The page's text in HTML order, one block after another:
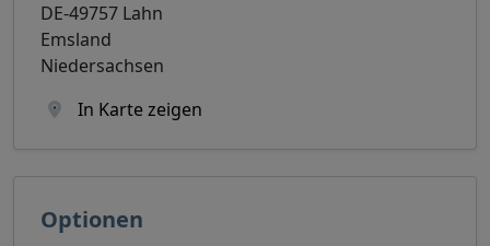
DE-49757 Lahn
Emsland
Niedersachsen
In Karte zeigen
Optionen